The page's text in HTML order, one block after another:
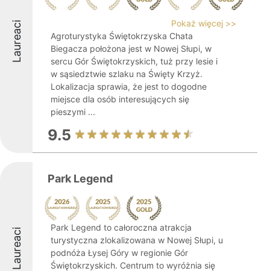
Laureaci
Pokaż więcej >>
Agroturystyka Świętokrzyska Chata
Biegacza położona jest w Nowej Słupi, w
sercu Gór Świętokrzyskich, tuż przy lesie i
w sąsiedztwie szlaku na Święty Krzyż.
Lokalizacja sprawia, że jest to dogodne
miejsce dla osób interesujących się
pieszymi ...
9.5
Laureaci
Park Legend
Park Legend to całoroczna atrakcja
turystyczna zlokalizowana w Nowej Słupi, u
podnóża Łysej Góry w regionie Gór
Świętokrzyskich. Centrum to wyróżnia się